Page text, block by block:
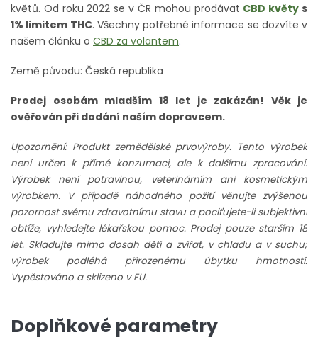
květů. Od roku 2022 se v ČR mohou prodávat CBD květy s
1% limitem THC. Všechny potřebné informace se dozvíte v
našem článku o CBD za volantem.
Země původu: Česká republika
Prodej osobám mladším 18 let je zakázán! Věk je
ověřován při dodání naším dopravcem.
Upozornění: Produkt zemědělské prvovýroby. Tento výrobek
není určen k přímé konzumaci, ale k dalšímu zpracování.
Výrobek není potravinou, veterinárním ani kosmetickým
výrobkem. V případě náhodného požití věnujte zvýšenou
pozornost svému zdravotnímu stavu a pociťujete-li subjektivní
obtíže, vyhledejte lékařskou pomoc. Prodej pouze starším 18
let. Skladujte mimo dosah dětí a zvířat, v chladu a v suchu;
výrobek podléhá přirozenému úbytku hmotnosti.
Vypěstováno a sklizeno v EU.
Doplňkové parametry